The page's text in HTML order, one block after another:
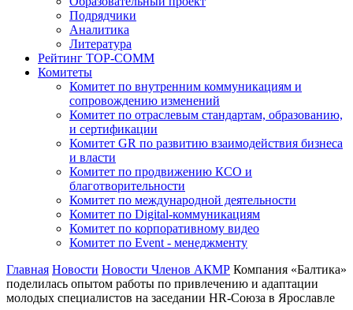
Подрядчики
Аналитика
Литература
Рейтинг TOP-COMM
Комитеты
Комитет по внутренним коммуникациям и
сопровождению изменений
Комитет по отраслевым стандартам, образованию,
и сертификации
Комитет GR по развитию взаимодействия бизнеса
и власти
Комитет по продвижению КСО и
благотворительности
Комитет по международной деятельности
Комитет по Digital-коммуникациям
Комитет по корпоративному видео
Комитет по Event - менеджменту
Главная Новости Новости Членов АКМР Компания «Балтика»
поделилась опытом работы по привлечению и адаптации
молодых специалистов на заседании HR-Cоюза в Ярославле